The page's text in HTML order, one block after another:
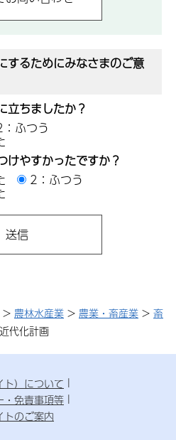
するためにみなさまのご意
立ちましたか？
ふつう
けやすかったですか？
2：ふつう
> 農林水産業 > 農業・畜産業 > 畜
代化計画
ト）について
・免責事項等
トのご案内